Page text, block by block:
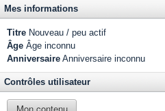
Mes informations
Titre Nouveau / peu actif
Âge Âge inconnu
Anniversaire Anniversaire inconnu
Contrôles utilisateur